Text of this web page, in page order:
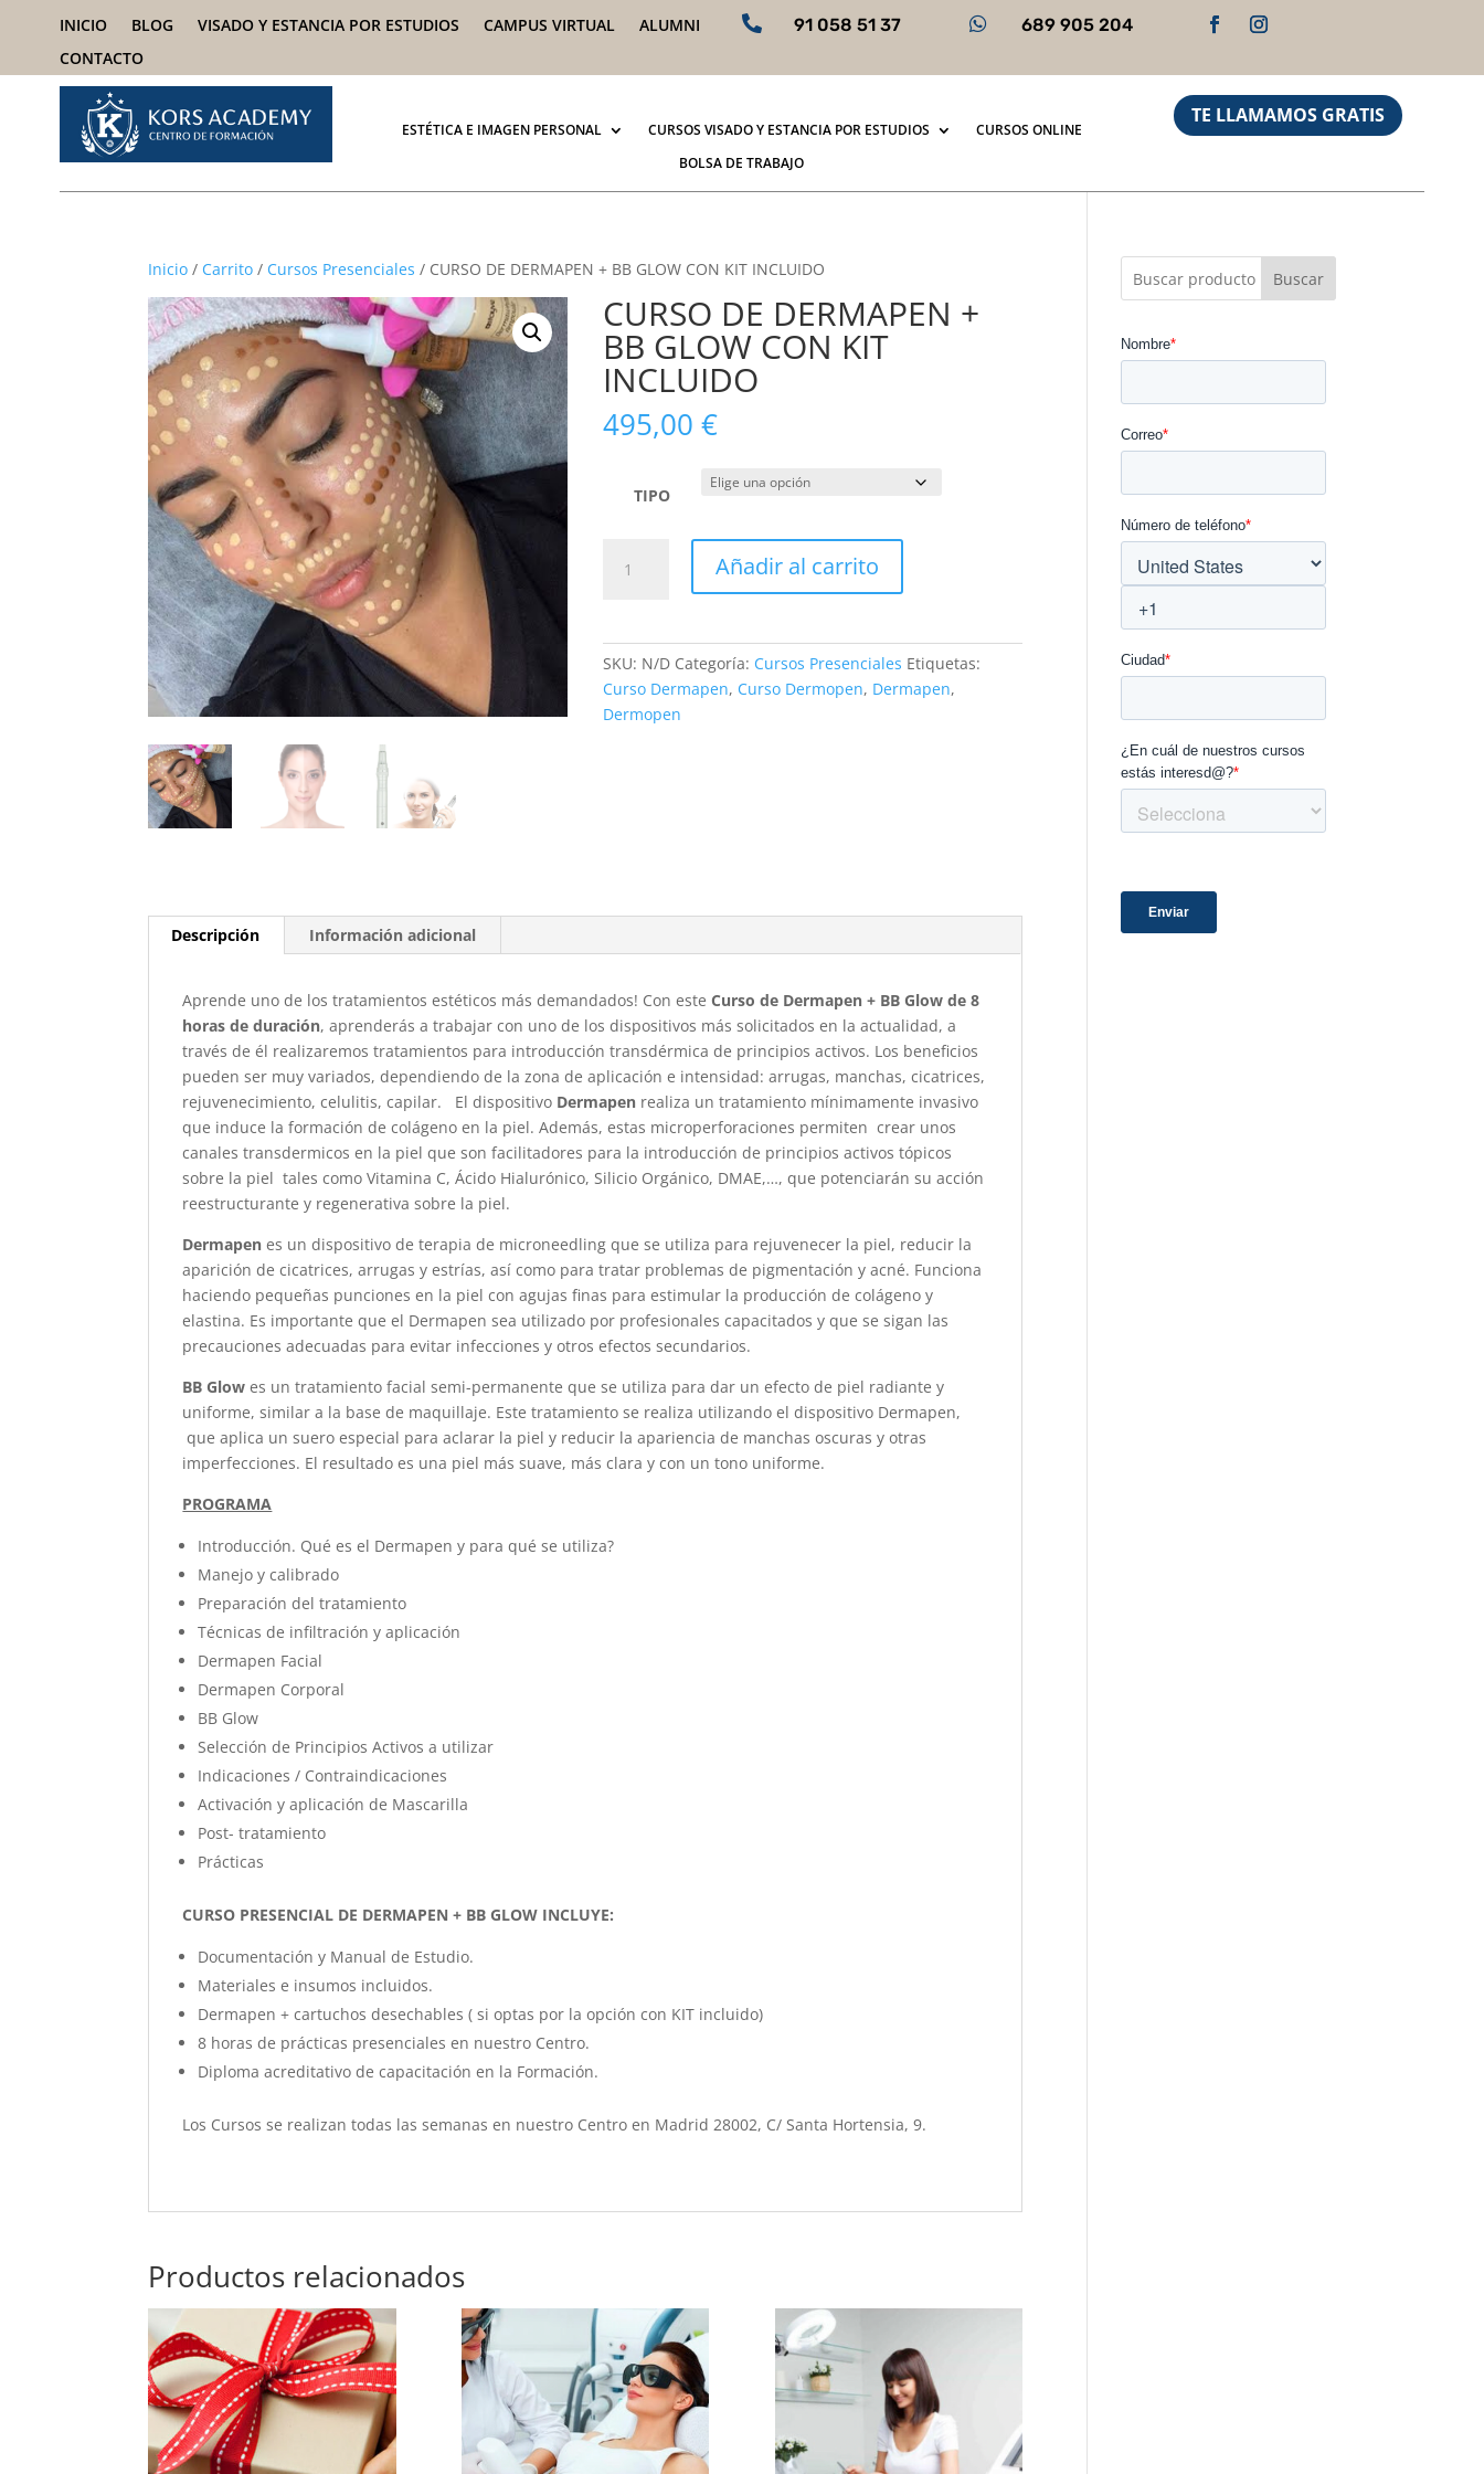
INICIO BLOG VISADO Y ESTANCIA POR ESTUDIOS CAMPUS VIRTUAL
ALUMNI
CONTACTO
 91 058 51 37  689 905 204
ESTÉTICA E IMAGEN PERSONAL CURSOS VISADO Y ESTANCIA POR ESTUDIOS
CURSOS ONLINE
BOLSA DE TRABAJO
TE LLAMAMOS GRATIS
Inicio / Carrito / Cursos Presenciales / CURSO DE DERMAPEN + BB GLOW CON KIT INCLUIDO
CURSO DE DERMAPEN +
BB GLOW CON KIT
INCLUIDO
495,00€
TIPO
Añadir al carrito
SKU: N/D Categoría: Cursos Presenciales Etiquetas:
Curso Dermapen, Curso Dermopen, Dermapen,
Dermopen
Descripción Información adicional
Aprende uno de los tratamientos estéticos más demandados! Con esteCurso de Dermapen + BB Glow de 8
horas de duración, aprenderás a trabajar con uno de los dispositivos más solicitados en la actualidad, a
través de él realizaremos tratamientos para introducción transdérmica de principios activos. Los beneficios
pueden ser muy variados, dependiendo de la zona de aplicación e intensidad: arrugas, manchas, cicatrices,
rejuvenecimiento, celulitis, capilar. El dispositivo Dermapen realiza un tratamiento mínimamente invasivo
que induce la formación de colágeno en la piel. Además, estas microperforaciones permiten crear unos
canales transdermicos en la piel que son facilitadores para la introducción de principios activos tópicos
sobre la piel tales como Vitamina C, Ácido Hialurónico, Silicio Orgánico, DMAE,…, que potenciarán su acción
reestructurante y regenerativa sobre la piel.
Dermapen es un dispositivo de terapia de microneedling que se utiliza para rejuvenecer la piel, reducir la
aparición de cicatrices, arrugas y estrías, así como para tratar problemas de pigmentación y acné. Funciona
haciendo pequeñas punciones en la piel con agujas finas para estimular la producción de colágeno y
elastina. Es importante que el Dermapen sea utilizado por profesionales capacitados y que se sigan las
precauciones adecuadas para evitar infecciones y otros efectos secundarios.
BB Glow es un tratamiento facial semi-permanente que se utiliza para dar un efecto de piel radiante y
uniforme, similar a la base de maquillaje. Este tratamiento se realiza utilizando el dispositivo Dermapen,
que aplica un suero especial para aclarar la piel y reducir la apariencia de manchas oscuras y otras
imperfecciones. El resultado es una piel más suave, más clara y con un tono uniforme.
PROGRAMA
Introducción. Qué es el Dermapen y para qué se utiliza?
Manejo y calibrado
Preparación del tratamiento
Técnicas de infiltración y aplicación
Dermapen Facial
Dermapen Corporal
BB Glow
Selección de Principios Activos a utilizar
Indicaciones / Contraindicaciones
Activación y aplicación de Mascarilla
Post- tratamiento
Prácticas
CURSO PRESENCIAL DE DERMAPEN + BB GLOW INCLUYE:
Documentación y Manual de Estudio.
Materiales e insumos incluidos.
Dermapen + cartuchos desechables ( si optas por la opción con KIT incluido)
8 horas de prácticas presenciales en nuestro Centro.
Diploma acreditativo de capacitación en la Formación.
Los Cursos se realizan todas las semanas en nuestro Centro en Madrid 28002, C/ Santa Hortensia, 9.
Productos relacionados
Buscar